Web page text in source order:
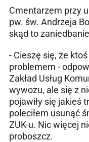
Cmentarzem przy
pw. św. Andrzeja
skąd to
- Cieszę się, że
problemem -
Zakład Usług
wywozu, ale się z
pojawiły się jakieś
poleciłem usunąć
ZUK-u. Nic więcej
proboszcz.